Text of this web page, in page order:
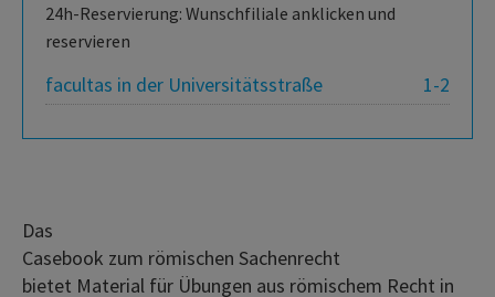
24h-Reservierung: Wunschfiliale anklicken und
reservieren
1-2
facultas in der Universitätsstraße
Das
Casebook zum römischen Sachenrecht
bietet Material für Übungen aus römischem Recht in